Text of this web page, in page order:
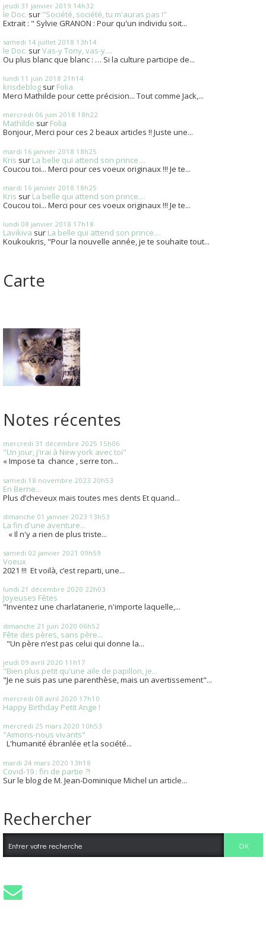
jeudi 31 janvier 2019 14h32
le Doc. sur "Société, société, tu m'auras pas !"
Extrait : " Sylvie GRANON : Pour qu'un individu soit...
samedi 14 juillet 2018 13h14
le Doc. surVas-y Tony, vas-y....
Ou plus blanc que blanc : … Si la culture participe de...
lundi 11 juin 2018 21h14
krisdeblog sur Folia
Merci Mathilde pour cette précision... Tout comme Jack,...
mercredi 06 juin 2018 18h22
Mathilde sur Folia
Bonjour, Merci pour ces 2 beaux articles !! Juste une...
mardi 16 janvier 2018 18h25
Kris sur La belle qui attend son prince....
Coucou toi... Merci pour ces voeux originaux !!! Je te...
mardi 16 janvier 2018 18h25
Kris sur La belle qui attend son prince....
Coucou toi... Merci pour ces voeux originaux !!! Je te...
lundi 08 janvier 2018 17h18
Lavikiva sur La belle qui attend son prince....
Koukoukris, "Pour la nouvelle année, je te souhaite tout...
Carte
Notes récentes
mercredi 31 décembre 2025 15h06
"Un jour, j'irai à New york avec toi"
« Impose ta chance , serre ton...
samedi 18 novembre 2023 20h53
En Berne...
Plus d’cheveux mais toutes mes dents Et quand...
dimanche 01 janvier 2023 13h53
La fin d'une aventure...
« Il n'y a rien de plus triste...
samedi 02 janvier 2021 09h59
Voeux
2021 !!! Et voilà, c’est reparti, une...
lundi 21 décembre 2020 22h03
Joyeuses Fêtes
"Inventez une charlatanerie, n'importe laquelle,...
dimanche 21 juin 2020 06h52
Fête des pères, sans père...
"Un père n’est pas celui qui donne la...
jeudi 09 avril 2020 11h17
"Bien plus petit qu'une aile de papillon, je...
"Je ne suis pas une parenthèse, mais un avertissement"...
mercredi 08 avril 2020 17h10
Happy Birthday Petit Ange !
mercredi 25 mars 2020 10h53
"Aimons-nous vivants"
L'humanité ébranlée et la société...
mardi 24 mars 2020 13h18
Covid-19 : fin de partie ?!
Sur le blog de M. Jean-Dominique Michel un article...
Rechercher